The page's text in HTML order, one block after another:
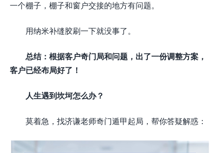
一个棚子，棚子和窗户交接的地方有问题。
用纳米补缝胶刷一下就没事了。
总结：根据客户奇门局和问题，出了一份调整方案，
客户已经布局好了！
人生遇到坎坷怎么办？
莫着急，找济谦老师奇门遁甲起局，帮你答疑解惑：